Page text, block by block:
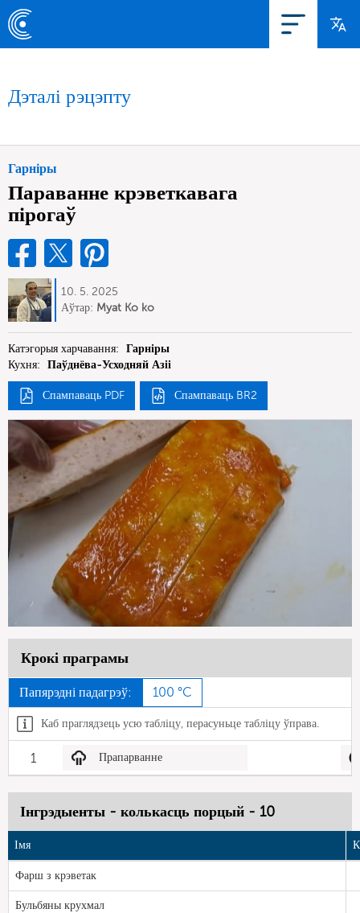
Дэталі рэцэпту
Гарніры
Параванне крэветкавага
пірогаў
10. 5. 2025
Аўтар: Myat Ko ko
Катэгорыя харчавання: Гарніры
Кухня: Паўднёва-Усходняй Азіі
Спампаваць PDF Спампаваць BR2
Крокі праграмы
Папярэдні падагрэў: 100 °C
Каб праглядзець усю табліцу, перасуньце табліцу ўправа.
1 Прапарванне
Інгрэдыенты - колькасць порцый - 10
Імя
Фарш з крэветак
Бульбяны крухмал